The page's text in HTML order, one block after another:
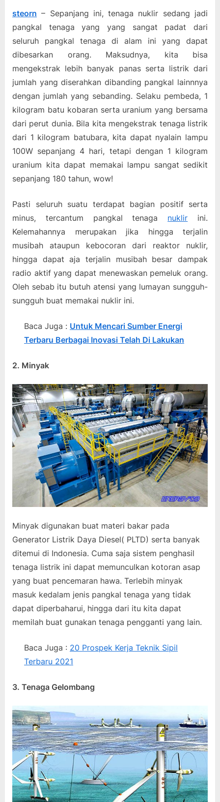
steorn – Sepanjang ini, tenaga nuklir sedang jadi
pangkal tenaga yang yang sangat padat dari
seluruh pangkal tenaga di alam ini yang dapat
dibesarkan orang. Maksudnya, kita bisa
mengekstrak lebih banyak panas serta listrik dari
jumlah yang diserahkan dibanding pangkal lainnnya
dengan jumlah yang sebanding. Selaku pembeda, 1
kilogram batu kobaran serta uranium yang bersama
dari perut dunia. Bila kita mengekstrak tenaga listrik
dari 1 kilogram batubara, kita dapat nyalain lampu
100W sepanjang 4 hari, tetapi dengan 1 kilogram
uranium kita dapat memakai lampu sangat sedikit
sepanjang 180 tahun, wow!
Pasti seluruh suatu terdapat bagian positif serta
minus, tercantum pangkal tenaga nuklir ini.
Kelemahannya merupakan jika hingga terjalin
musibah ataupun kebocoran dari reaktor nuklir,
hingga dapat aja terjalin musibah besar dampak
radio aktif yang dapat menewaskan pemeluk orang.
Oleh sebab itu butuh atensi yang lumayan sungguh-
sungguh buat memakai nuklir ini.
Baca Juga : Untuk Mencari Sumber Energi
Terbaru Berbagai Inovasi Telah Di Lakukan
2. Minyak
Minyak digunakan buat materi bakar pada
Generator Listrik Daya Diesel( PLTD) serta banyak
ditemui di Indonesia. Cuma saja sistem penghasil
tenaga listrik ini dapat memunculkan kotoran asap
yang buat pencemaran hawa. Terlebih minyak
masuk kedalam jenis pangkal tenaga yang tidak
dapat diperbaharui, hingga dari itu kita dapat
memilah buat gunakan tenaga pengganti yang lain.
Baca Juga : 20 Prospek Kerja Teknik Sipil
Terbaru 2021
3. Tenaga Gelombang